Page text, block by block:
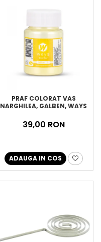
PRAF COLORAT VAS
NARGHILEA, GALBEN, WAYS
39,00 RON
ADAUGA IN COS